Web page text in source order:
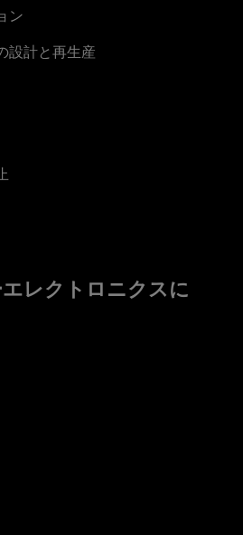
ン
設計と再生産
レクトロニクスに